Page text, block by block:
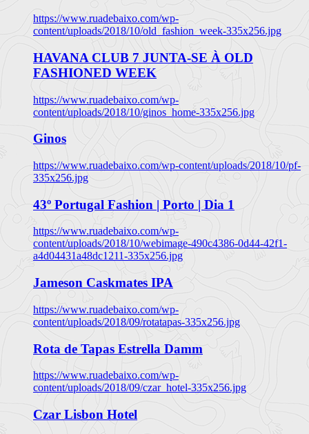
https://www.ruadebaixo.com/wp-
content/uploads/2018/10/old_fashion_week-335x256.jpg
HAVANA CLUB 7 JUNTA-SE À OLD
FASHIONED WEEK
https://www.ruadebaixo.com/wp-
content/uploads/2018/10/ginos_home-335x256.jpg
Ginos
https://www.ruadebaixo.com/wp-content/uploads/2018/10/pf-
335x256.jpg
43º Portugal Fashion | Porto | Dia 1
https://www.ruadebaixo.com/wp-
content/uploads/2018/10/webimage-490c4386-0d44-42f1-
a4d04431a48dc1211-335x256.jpg
Jameson Caskmates IPA
https://www.ruadebaixo.com/wp-
content/uploads/2018/09/rotatapas-335x256.jpg
Rota de Tapas Estrella Damm
https://www.ruadebaixo.com/wp-
content/uploads/2018/09/czar_hotel-335x256.jpg
Czar Lisbon Hotel